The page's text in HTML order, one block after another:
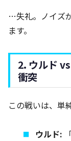
…失礼。ノイズ
ます。
2. ウルド
衝突
この戦いは、単
ウルド: